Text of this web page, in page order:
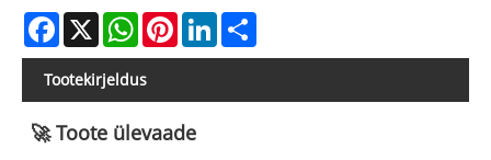
Facebook
X WhatsAppPinterestLinkedIn
Tootekirjeldus
🚀 Toote ülevaade